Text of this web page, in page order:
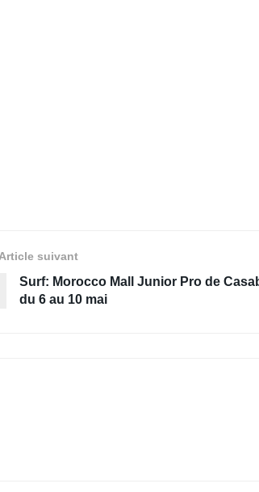
Article suivant
Surf: Morocco Mall Junior Pro de
du 6 au 10 mai